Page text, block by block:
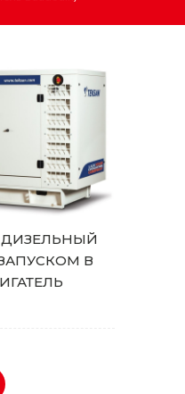
| ДИЗЕЛЬНЫЙ
В